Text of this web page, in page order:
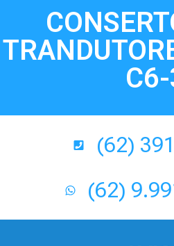
(62)
(62)